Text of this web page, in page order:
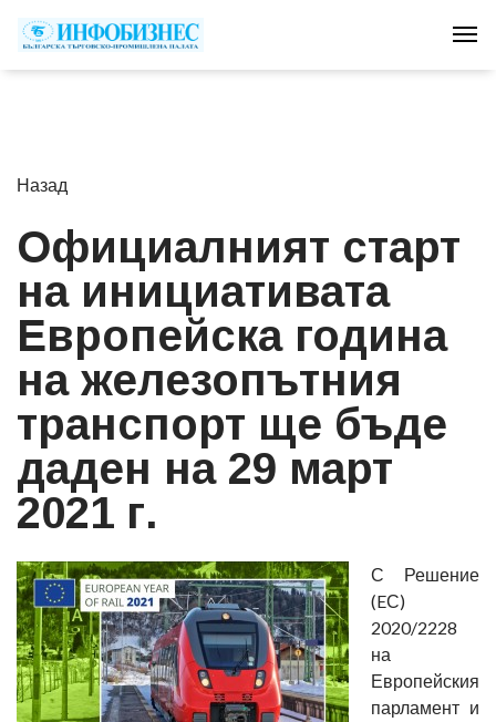
Назад
Официалният старт
на инициативата
Европейска година
на железопътния
транспорт ще бъде
даден на 29 март
2021 г.
С Решение
(EС)
2020/2228
на
Европейския
парламент и